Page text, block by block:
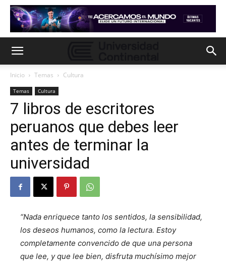
Inicio Temas Cultura
Temas Cultura
7 libros de escritores
peruanos que debes leer
antes de terminar la
universidad
“Nada enriquece tanto los sentidos, la sensibilidad,
los deseos humanos, como la lectura. Estoy
completamente convencido de que una persona
que lee, y que lee bien, disfruta muchísimo mejor